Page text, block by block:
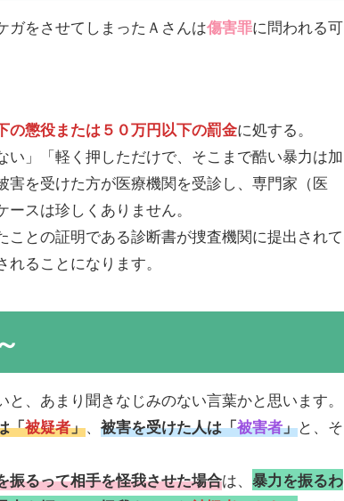
をさせてしまったＡさんは傷害罪に問われる可
の懲役または５０万円以下の罰金に処する。
」「軽く押しただけで、そこまで酷い暴力は加
害を受けた方が医療機関を受診し、専門家（医
スは珍しくありません。
との証明である診断書が捜査機関に提出されて
ることになります。
、あまり聞きなじみのない言葉かと思います。
「被疑者」、 被害を受けた人は「被害者」と、そ
振るって相手を怪我させた場合は、 暴力を振るわ